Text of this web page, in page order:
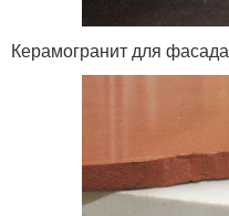
Керамогранит для фасада